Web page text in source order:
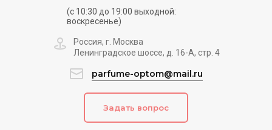
(с 10:30 до 19:00 выходной:
воскресенье)
Россия, г. Москва
Ленинградское шоссе, д. 16-А, стр. 4
parfume-optom@mail.ru
Задать вопрос